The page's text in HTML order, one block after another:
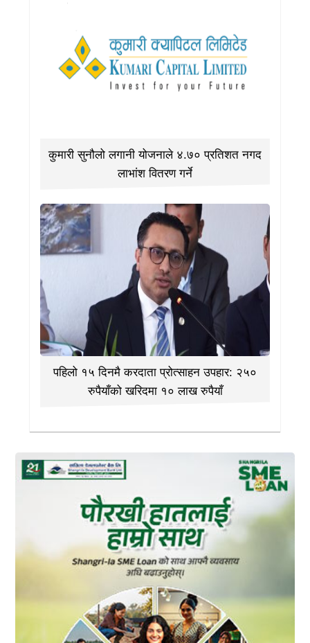
कुमारी सुनौलो लगानी योजनाले ४.७० प्रतिशत नगद
लाभांश वितरण गर्ने
पहिलो १५ दिनमै करदाता प्रोत्साहन उपहार: २५०
रुपैयाँको खरिदमा १० लाख रुपैयाँ